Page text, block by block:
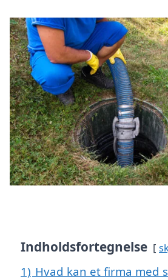
Indholdsfortegnelse
1) Hvad kan et firma med